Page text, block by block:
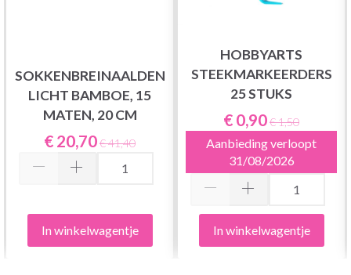
SOKKENBREINAALDEN
LICHT BAMBOE, 15
MATEN, 20 CM
€ 20,70€ 41,40
In winkelwagentje
HOBBYARTS
STEEKMARKEERDERS
25 STUKS
€ 0,90€ 1,50
Aanbieding verloopt
31/08/2026
In winkelwagentje